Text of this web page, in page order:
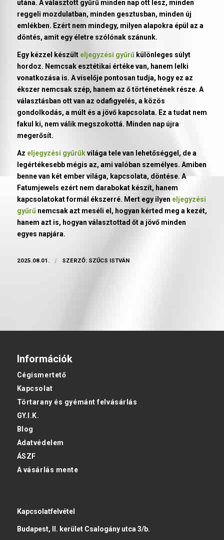
utána. A választott gyűrű minden nap ott lesz, minden
reggeli mozdulatban, minden gesztusban, minden új
emlékben. Ezért nem mindegy, milyen alapokra épül az a
döntés, amit egy életre szólónak szánunk.
Egy kézzel készült eljegyzési gyűrűkülönleges súlyt
hordoz. Nemcsak esztétikai értéke van, hanem lelki
vonatkozása is. A viselője pontosan tudja, hogy ez az
ékszer nemcsak szép, hanem az ő történetének része. A
választásban ott van az odafigyelés, a közös
gondolkodás, a múlt és a jövő kapcsolata. Ez a tudat nem
fakul ki, nem válik megszokottá. Minden nap újra
megerősít.
Az eljegyzési gyűrűkvilága tele van lehetőséggel, de a
legértékesebb mégis az, ami valóban személyes. Amiben
benne van két ember világa, kapcsolata, döntése. A
Fatumjewels ezért nem darabokat készít, hanem
kapcsolatokat formál ékszerré. Mert egy ilyen eljegyzési
gyűrűnemcsak azt meséli el, hogyan kérted meg a kezét,
hanem azt is, hogyan választottad őt a jövő minden
egyes napjára.
2025.08.01. / SZERZŐ: SZŰCS ISTVÁN
Információk
Cégismertető
Kapcsolat
Törtarany és gyémánt felvásárlás
GY.I.K.
Blog
Adatvédelem
ÁSZF
A vásárlás mente
Kapcsolatfelvétel
Budapest, II. kerület Csalogány utca 3/b.